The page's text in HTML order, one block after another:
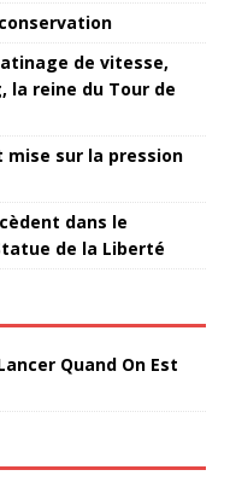
de vitesse,
la reine du Tour de
mise sur la pression
dans le
de la Liberté
Quand On Est